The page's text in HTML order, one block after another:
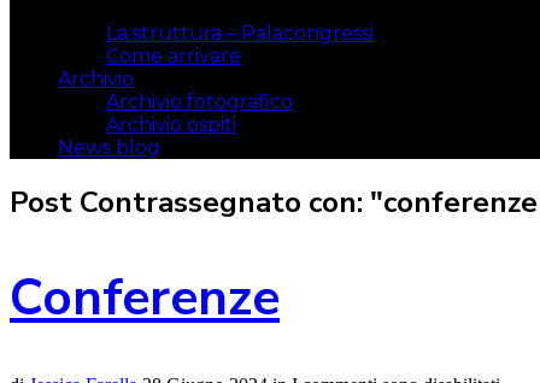
La struttura – Palacongressi
Come arrivare
Archivio
Archivio fotografico
Archivio ospiti
News blog
Post Contrassegnato con:
Conferenze